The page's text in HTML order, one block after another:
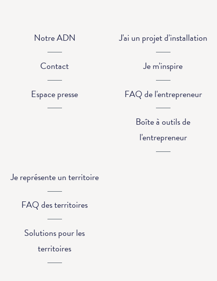
Notre ADN
Contact
Espace presse
J'ai un projet d'installation
Je m'inspire
FAQ de l'entrepreneur
Boîte à outils de
l'entrepreneur
Je représente un territoire
FAQ des territoires
Solutions pour les
territoires